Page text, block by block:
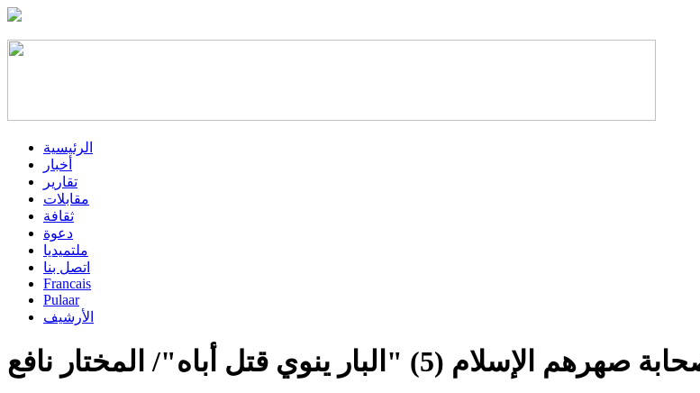
الرئيسية
أخبار
تقارير
مقابلات
ثقافة
دعوة
ملتميديا
اتصل بنا
Francais
Pulaar
الأرشيف
صهرهم الإسلام (5) "البار ينوي قتل أباه"/ المختار نافع